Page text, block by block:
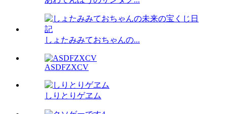
しょたみみておちゃんの...
ASDFZXCV
しりとりゲヱム